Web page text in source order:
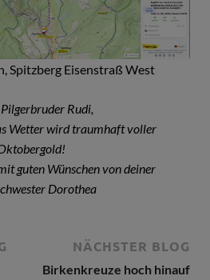
Spitzberg Eisenstraß West
Rudi,
Wetter wird traumhaft voller
guten Wünschen von deiner
Dorothea
NÄCHSTER BLOG
Birkenkreuze hoch hinauf